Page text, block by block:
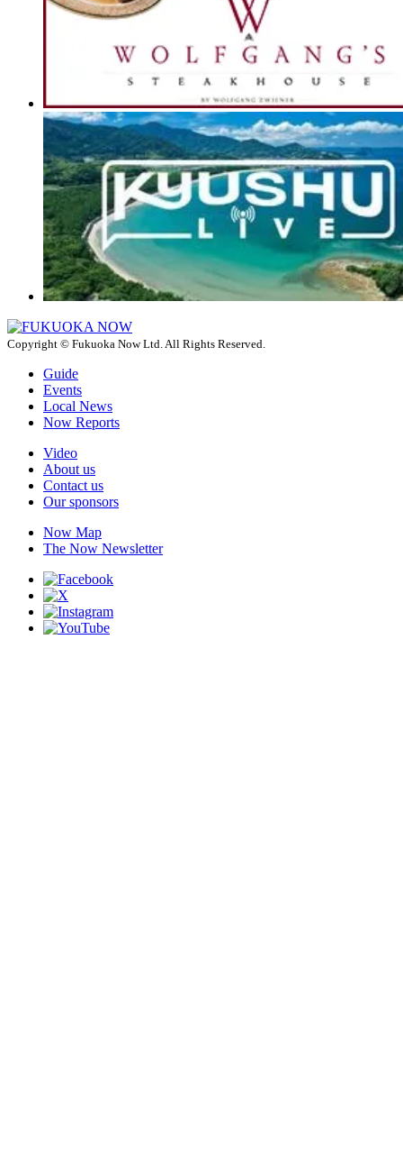
Copyright © Fukuoka Now Ltd. All Rights Reserved.
Guide
Events
Local News
Now Reports
Video
About us
Contact us
Our sponsors
Now Map
The Now Newsletter